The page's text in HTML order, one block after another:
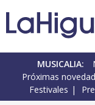
MUSICALIA:
Próximas
Festivales